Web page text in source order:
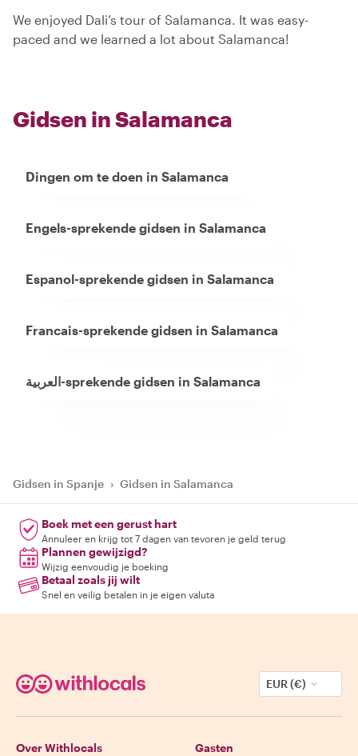
We enjoyed Dali’s tour of Salamanca. It was easy-
paced and we learned a lot about Salamanca!
Gidsen in Salamanca
Dingen om te doen in Salamanca
Engels-sprekende gidsen in Salamanca
Espanol-sprekende gidsen in Salamanca
Francais-sprekende gidsen in Salamanca
العربية-sprekende gidsen in Salamanca
Gidsen in Spanje › Gidsen in Salamanca
Boek met een gerust hart
Annuleer en krijg tot 7 dagen van tevoren je geld terug
Plannen gewijzigd?
Wijzig eenvoudig je boeking
Betaal zoals jij wilt
Snel en veilig betalen in je eigen valuta
EUR (€)
Over Withlocals Gasten